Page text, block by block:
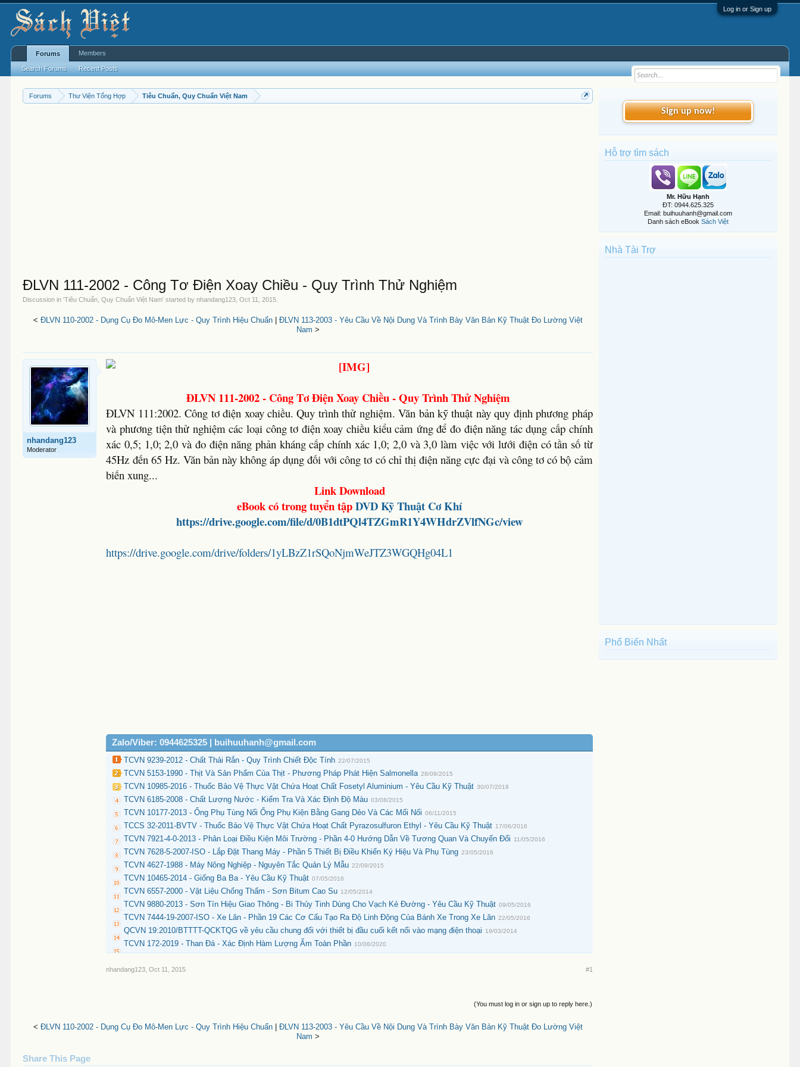
Log in or Sign up
Forums Thư Viện Tổng Hợp Tiêu Chuẩn, Quy Chuẩn Việt Nam
ĐLVN 111-2002 - Công Tơ Điện Xoay Chiều - Quy Trình Thử Nghiệm
Discussion in 'Tiêu Chuẩn, Quy Chuẩn Việt Nam' started bynhandang123 ,Oct 11, 2015
< ĐLVN 110-2002 - Dụng Cụ Đo Mô-Men Lực - Quy Trình Hiệu Chuẩn| ĐLVN 113-2003 - Yêu Cầu Về Nội Dung Và Trình Bày Văn Bản Kỹ Thuật Đo Lường Việt
Nam >
nhandang123
Moderator
ĐLVN 111-2002 - Công Tơ Điện Xoay Chiều - Quy Trình Thử Nghiệm
ĐLVN 111:2002. Công tơ điện xoay chiều. Quy trình thử nghiệm. Văn bản kỹ thuật này quy định phương pháp
và phương tiện thử nghiệm các loại công tơ điện xoay chiều kiểu cảm ứng để đo điện năng tác dụng cấp chính
xác 0,5; 1,0; 2,0 và đo điện năng phản kháng cấp chính xác 1,0; 2,0 và 3,0 làm việc với lưới điện có tần số từ
45Hz đến 65 Hz. Văn bản này không áp dụng đối với công tơ có chỉ thị điện năng cực đại và công tơ có bộ cảm
biến xung...
Link Download
eBook có trong tuyển tậpDVDKỹ Thuật Cơ Khí
https://drive.google.com/file/d/0B1dtPQl4TZGmR1Y4WHdrZVlfNGc/view
https://drive.google.com/drive/folders/1yLBzZ1rSQoNjmWeJTZ3WGQHg04L1
Zalo/Viber: 0944625325 | buihuuhanh@gmail.com
TCVN 9239-2012 - Chất Thải Rắn - Quy Trình Chiết Độc Tính 22/07/2015
TCVN 5153-1990 - Thịt Và Sản Phẩm Của Thịt - Phương Pháp Phát Hiện Salmonella 28/09/2015
TCVN 10985-2016 - Thuốc Bảo Vệ Thực Vật Chứa Hoạt Chất Fosetyl Aluminium - Yêu Cầu Kỹ Thuật 30/07/2018
TCVN 6185-2008 - Chất Lượng Nước - Kiểm Tra Và Xác Định Độ Màu 03/08/2015
TCVN 10177-2013 - Ống Phụ Tùng Nối Ống Phụ Kiện Bằng Gang Dẻo Và Các Mối Nối 06/11/2015
TCCS 32-2011-BVTV - Thuốc Bảo Vệ Thực Vật Chứa Hoạt Chất Pyrazosulfuron Ethyl - Yêu Cầu Kỹ Thuật 17/06/2016
TCVN 7921-4-0-2013 - Phân Loại Điều Kiện Môi Trường - Phần 4-0 Hướng Dẫn Về Tương Quan Và Chuyển Đổi 11/05/2016
TCVN 7628-5-2007-ISO - Lắp Đặt Thang Máy - Phần 5 Thiết Bị Điều Khiển Ký Hiệu Và Phụ Tùng 23/05/2016
TCVN 4627-1988 - Máy Nông Nghiệp - Nguyên Tắc Quản Lý Mẫu 22/09/2015
TCVN 10465-2014 - Giống Ba Ba - Yêu Cầu Kỹ Thuật 07/05/2016
TCVN 6557-2000 - Vật Liệu Chống Thấm - Sơn Bitum Cao Su 12/05/2014
TCVN 9880-2013 - Sơn Tín Hiệu Giao Thông - Bi Thủy Tinh Dùng Cho Vạch Kẻ Đường - Yêu Cầu Kỹ Thuật 09/05/2016
TCVN 7444-19-2007-ISO - Xe Lăn - Phần 19 Các Cơ Cấu Tạo Ra Độ Linh Động Của Bánh Xe Trong Xe Lăn 22/05/2016
QCVN 19:2010/BTTTT-QCKTQG về yêu cầu chung đối với thiết bị đầu cuối kết nối vào mạng điện thoại 19/03/2014
TCVN 172-2019 - Than Đá - Xác Định Hàm Lượng Ẩm Toàn Phần 10/08/2020
nhandang123 Oct 11, 2015 #1
(You must log in or sign up to reply here.)
< ĐLVN 110-2002 - Dụng Cụ Đo Mô-Men Lực - Quy Trình Hiệu Chuẩn| ĐLVN 113-2003 - Yêu Cầu Về Nội Dung Và Trình Bày Văn Bản Kỹ Thuật Đo Lường Việt
Nam >
Share This Page
Sign up now!
Hỗ trợ tìm sách
Mr. Hữu Hạnh
ĐT: 0944.625.325
Email: buihuuhanh@gmail.com
Danh sách eBook Sách Việt
Nhà Tài Trợ
Phổ Biến Nhất
Forums
Search Forums Recent Posts
Members